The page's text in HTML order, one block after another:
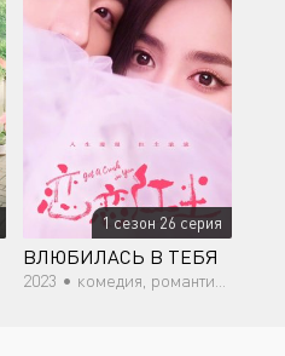
1 сезон 26 серия
ВЛЮБИЛАСЬ В ТЕБЯ
2023 • комедия, романтика, драма